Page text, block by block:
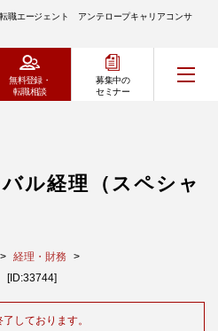
職エージェント アンテロープキャリアコンサ
無料登録・
転職相談
募集中の
セミナー
ル経理（スペシャ
経理・財務
[ID:33744]
しております。